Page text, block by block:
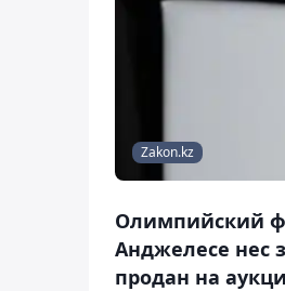
Zakon.kz
Олимпийский
Анджелесе нес
продан на